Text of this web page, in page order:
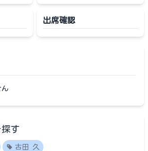
出席確認
ん
す
古田 久